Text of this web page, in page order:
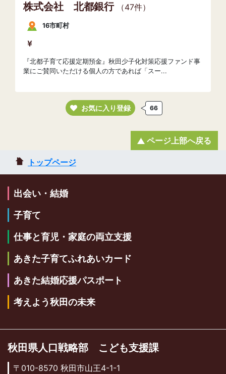
株式会社 北都銀行 （47件）
16市町村
『北都子育て応援定期預金』秋田少子化対策応援ファンド事
業にご賛同いただける個人の方であれば「スー...
お気に入り登録 66
トップページ
ページ上部へ戻る
出会い・結婚
子育て
仕事と育児・家庭の両立支援
あきた子育てふれあいカード
あきた結婚応援パスポート
考えよう秋田の未来
秋田県人口戦略部 こども支援課
〒010-8570 秋田市山王4-1-1